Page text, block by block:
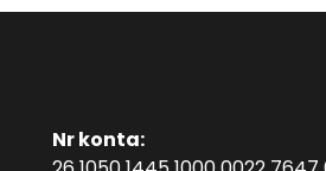
Nr konta: